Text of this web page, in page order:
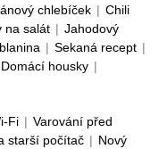
chlebíček | Chili
na salát | Jahodový
| Sekaná recept |
Domácí housky |
Fi | Varování před
starší počítač | Nový